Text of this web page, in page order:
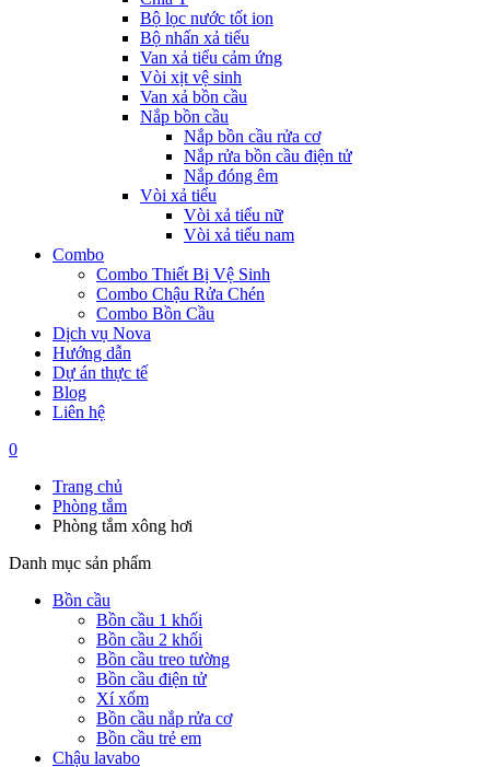
Bộ lọc nước tốt ion
Bộ nhấn xả tiểu
Van xả tiểu cảm ứng
Vòi xịt vệ sinh
Van xả bồn cầu
Nắp bồn cầu
Nắp bồn cầu rửa cơ
Nắp rửa bồn cầu điện tử
Nắp đóng êm
Vòi xả tiểu
Vòi xả tiểu nữ
Vòi xả tiểu nam
Combo
Combo Thiết Bị Vệ Sinh
Combo Chậu Rửa Chén
Combo Bồn Cầu
Dịch vụ Nova
Hướng dẫn
Dự án thực tế
Blog
Liên hệ
0
Trang chủ
Phòng tắm
Phòng tắm xông hơi
Danh mục sản phẩm
Bồn cầu
Bồn cầu 1 khối
Bồn cầu 2 khối
Bồn cầu treo tường
Bồn cầu điện tử
Xí xổm
Bồn cầu nắp rửa cơ
Bồn cầu trẻ em
Chậu lavabo